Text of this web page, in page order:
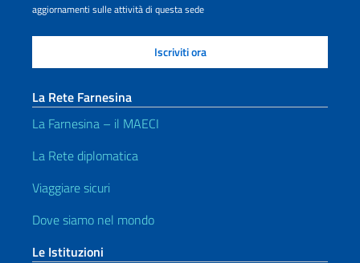
aggiornamenti sulle attività di questa sede
La Rete Farnesina
La Farnesina – il MAECI
La Rete diplomatica
Viaggiare sicuri
Dove siamo nel mondo
Le Istituzioni